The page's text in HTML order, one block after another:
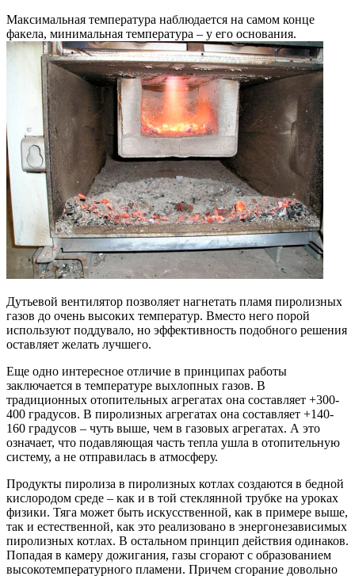
Максимальная температура наблюдается на самом конце
факела, минимальная температура – у его основания.
Дутьевой вентилятор позволяет нагнетать пламя пиролизных
газов до очень высоких температур. Вместо него порой
используют поддувало, но эффективность подобного решения
оставляет желать лучшего.
Еще одно интересное отличие в принципах работы
заключается в температуре выхлопных газов. В
традиционных отопительных агрегатах она составляет +300-
400 градусов. В пиролизных агрегатах она составляет +140-
160 градусов – чуть выше, чем в газовых агрегатах. А это
означает, что подавляющая часть тепла ушла в отопительную
систему, а не отправилась в атмосферу.
Продукты пиролиза в пиролизных котлах создаются в бедной
кислородом среде – как и в той стеклянной трубке на уроках
физики. Тяга может быть искусственной, как в примере выше,
так и естественной, как это реализовано в энергонезависимых
пиролизных котлах. В остальном принцип действия одинаков.
Попадая в камеру дожигания, газы сгорают с образованием
высокотемпературного пламени. Причем сгорание довольно